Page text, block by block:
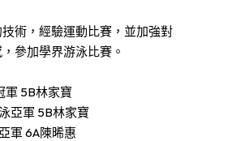
術，經驗運動比賽，並加強對
參加學界游泳比賽。
軍 5B林家寶
亞軍 5B林家寶
軍 6A陳晞惠